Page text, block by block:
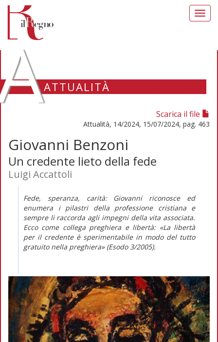
ATTUALITÀ
Scarica il file
Attualità, 14/2024, 15/07/2024, pag. 463
Giovanni Benzoni
Un credente lieto della fede
Luigi Accattoli
Fede, speranza, carità: Giovanni riconosce ed
enumera i pilastri della professione cristiana e
sempre li raccorda agli impegni della vita associata.
Ecco come collega preghiera e libertà: «La libertà
per il credente è sperimentabile in modo del tutto
gratuito nella preghiera» (Esodo3/2005).